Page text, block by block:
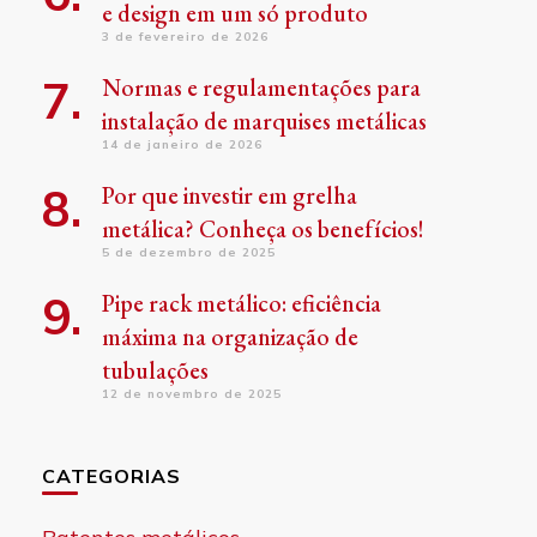
e design em um só produto
3 de fevereiro de 2026
Normas e regulamentações para
instalação de marquises metálicas
14 de janeiro de 2026
Por que investir em grelha
metálica? Conheça os benefícios!
5 de dezembro de 2025
Pipe rack metálico: eficiência
máxima na organização de
tubulações
12 de novembro de 2025
CATEGORIAS